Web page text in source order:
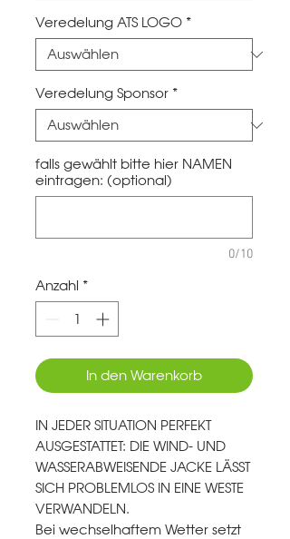
Veredelung ATS LOGO *
Veredelung Sponsor *
falls gewählt bitte hier NAMEN
eintragen: (optional)
0/10
Anzahl *
In den Warenkorb
IN JEDER SITUATION PERFEKT
AUSGESTATTET: DIE WIND- UND
WASSERABWEISENDE JACKE LÄSST
SICH PROBLEMLOS IN EINE WESTE
VERWANDELN.
Bei wechselhaftem Wetter setzt